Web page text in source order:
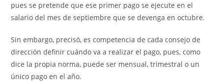
pues se pretende que ese primer pago se ejecute en el
salario del mes de septiembre que se devenga en octubre.
Sin embargo, precisó, es competencia de cada consejo de
dirección definir cuándo va a realizar el pago, pues, como
dice la propia norma, puede ser mensual, trimestral o un
único pago en el año.